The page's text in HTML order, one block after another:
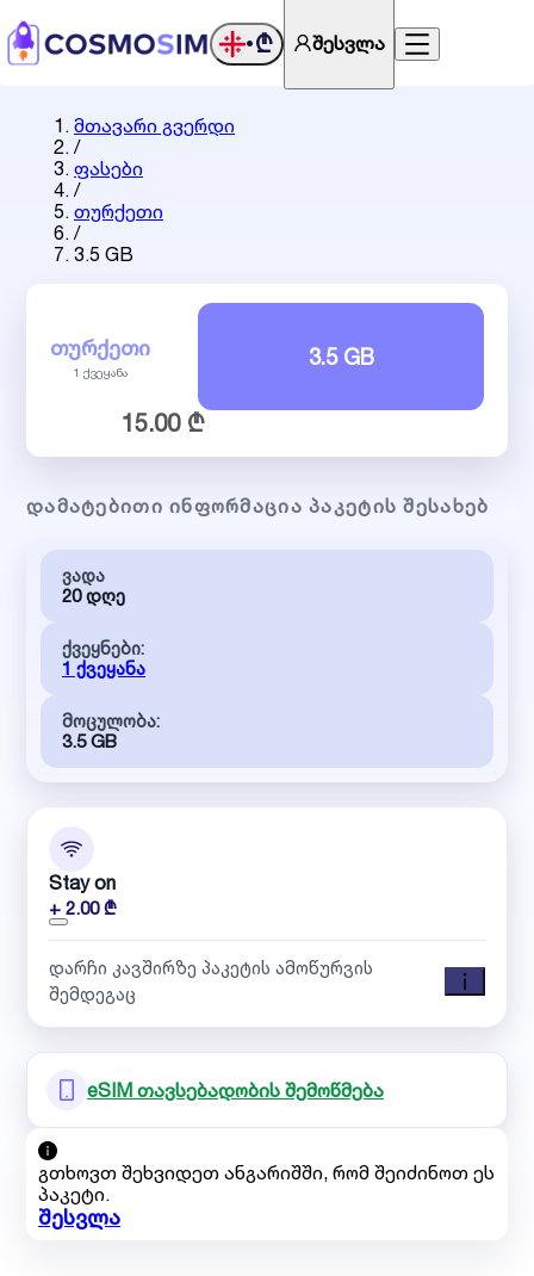
•₾ შესვლა
მთავარი გვერდი
/
ფასები
/
თურქეთი
/
3.5 GB
ᲗᲣᲠᲥᲔᲗᲘ
1 ქვეყანა
3.5 GB
15.00 ₾
ᲓᲐᲛᲐᲢᲔᲑᲘᲗᲘ ᲘᲜᲤᲝᲠᲛᲐᲪᲘᲐ ᲞᲐᲙᲔᲢᲘᲡ ᲨᲔᲡᲐᲮᲔᲑ
ვადა
20 დღე
ქვეყნები:
1 ქვეყანა
მოცულობა:
3.5 GB
Stay on
+ 2.00 ₾
დარჩი კავშირზე პაკეტის ამოწურვის
შემდეგაც
eSIM თავსებადობის შემოწმება
გთხოვთ შეხვიდეთ ანგარიშში, რომ შეიძინოთ ეს
პაკეტი.
შესვლა